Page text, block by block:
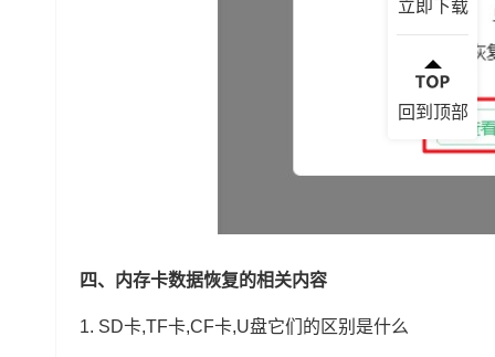
四、内存卡数据恢复的相关内容
1. SD卡,TF卡,CF卡,U盘它们的区别是什么
立即下载
回到顶部